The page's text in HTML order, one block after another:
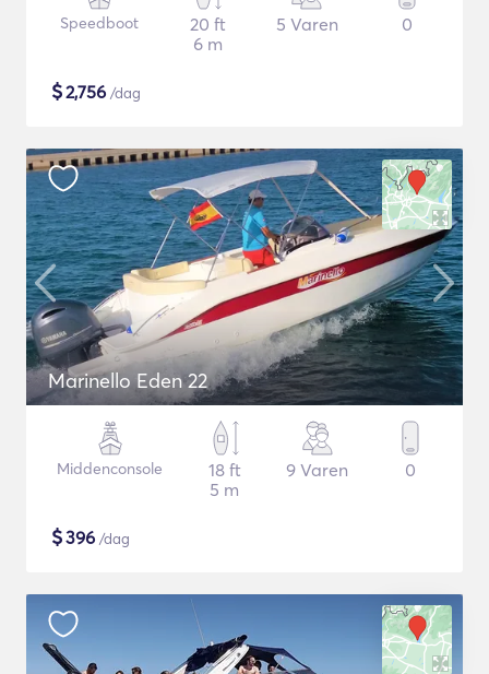
Speedboot
20 ft
6 m
5 Varen 0
$2,756 /dag
Marinello Eden 22
Middenconsole
18 ft
5 m
9 Varen 0
$396 /dag